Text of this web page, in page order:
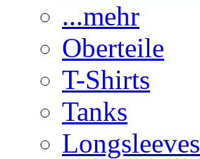
...mehr
Oberteile
T-Shirts
Tanks
Longsleeves